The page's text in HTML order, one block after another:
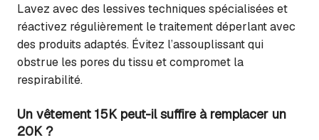
Lavez avec des lessives techniques spécialisées et
réactivez régulièrement le traitement déperlant avec
des produits adaptés. Évitez l’assouplissant qui
obstrue les pores du tissu et compromet la
respirabilité.
Un vêtement 15K peut-il suffire à remplacer un
20K ?